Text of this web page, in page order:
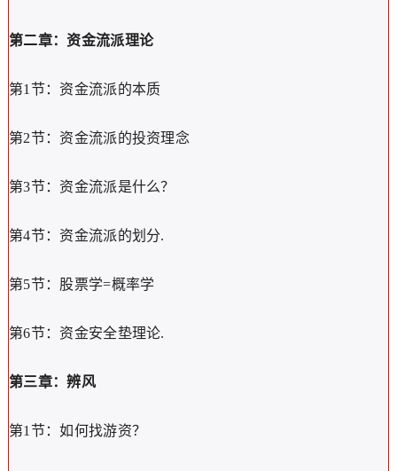
第二章：资金流派理论
第1节：资金流派的本质
第2节：资金流派的投资理念
第3节：资金流派是什么？
第4节：资金流派的划分.
第5节：股票学=概率学
第6节：资金安全垫理论.
第三章：辨风
第1节：如何找游资？